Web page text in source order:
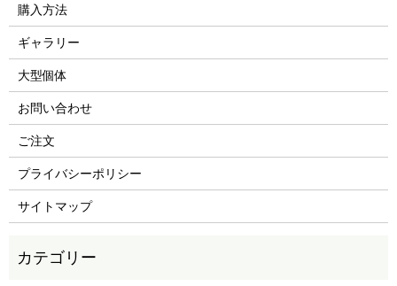
購入方法
ギャラリー
大型個体
お問い合わせ
ご注文
プライバシーポリシー
サイトマップ